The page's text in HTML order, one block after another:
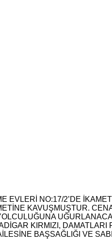
EVLERİ NO:17/2’DE
KAVUŞMUŞTUR.
KIRMIZI, DAMATLARI
BAŞSAĞLIĞI VE